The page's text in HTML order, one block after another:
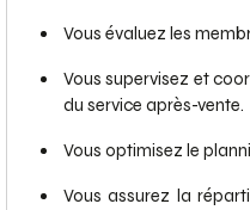
Vous évaluez les
Vous supervisez et
du service après-vente.
Vous optimisez le
Vous assurez la